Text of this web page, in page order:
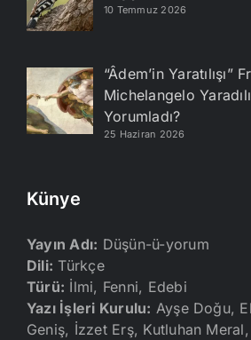
10 Temmuz 2026
“Âdem’in Yaratılışı”
Michelangelo
Yorumladı?
25 Haziran 2026
Künye
Yayın Adı: Düşün-ü-yorum
Dili: Türkçe
Türü: İlmi, Fenni, Edebi
Yazı İşleri Kurulu: Ayşe Doğu,
Geniş, İzzet Erş, Kutluhan Meral,